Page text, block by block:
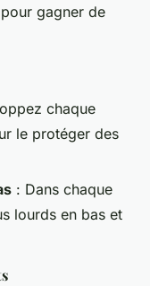
gagner de
chaque
le protéger des
: Dans chaque
lourds en bas et